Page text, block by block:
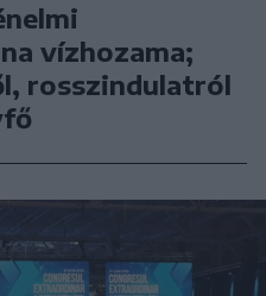
vízhozama;
rosszindulatról